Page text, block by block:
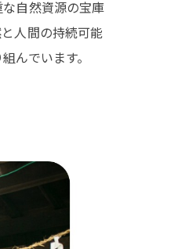
自然資源の宝庫
人間の持続可能
んでいます。